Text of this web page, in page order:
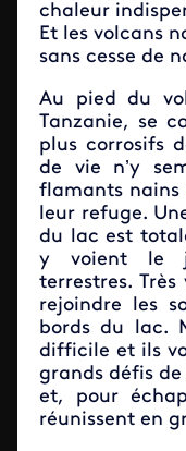
chaleur
Et les volcans
sans cesse de
Au pied du
Tanzanie, se
plus corrosifs
de vie n’y
flamants nains
leur refuge.
du lac est
y voient le
terrestres.
rejoindre les
bords du lac.
difficile et ils
grands défis
et, pour
réunissent en